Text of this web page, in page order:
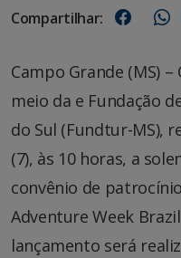
Compartilhar:
Campo Grande (MS)
meio da e Fundação
do Sul (Fundtur-MS),
(7), às 10 horas, a
convênio de
Adventure Week
lançamento será